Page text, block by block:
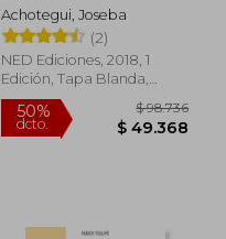
Achotegui, Joseba
(2)
NED Ediciones, 2018, 1
Edición, Tapa Blanda,
Nuevo